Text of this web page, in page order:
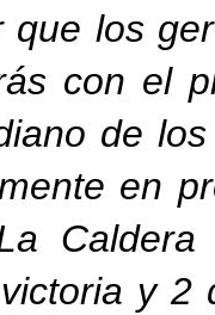
que los
con el
de
en
y 2